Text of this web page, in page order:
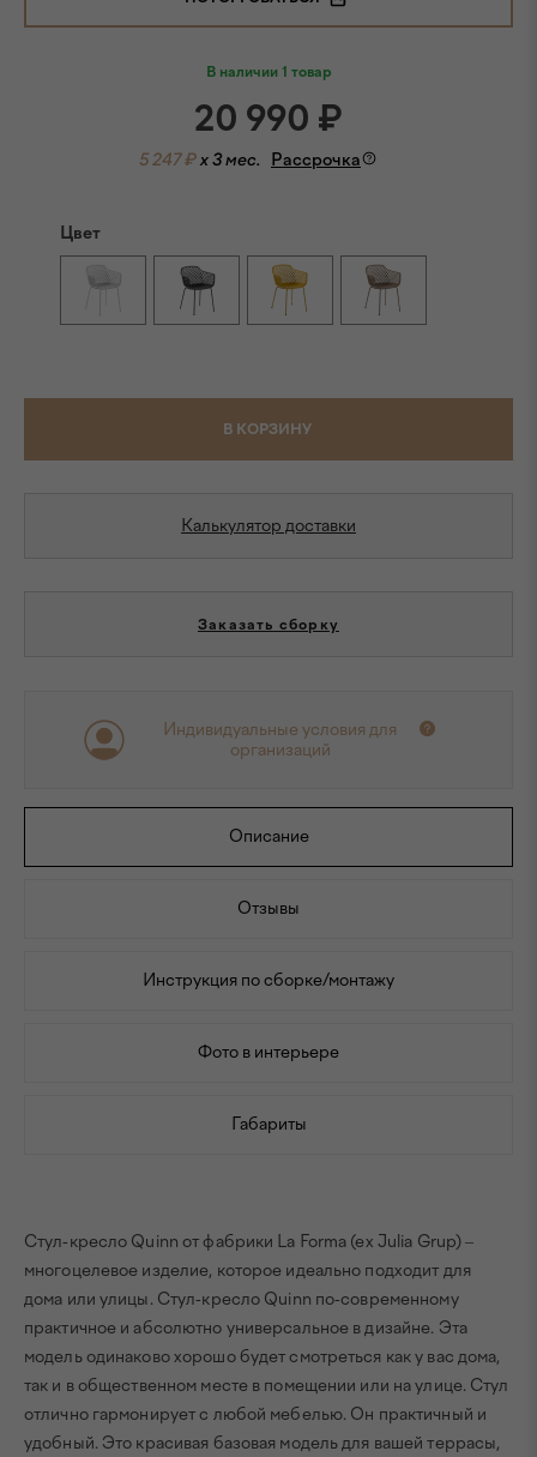
В наличии 1 товар
20 990 ₽
5 247 ₽x 3 мес. Рассрочка
Цвет
В КОРЗИНУ
Калькулятор доставки
Заказать сборку
Индивидуальные условия для
организаций
Описание
Отзывы
Инструкция по сборке/монтажу
Фото в интерьере
Габариты
Стул-кресло Quinn от фабрики La Forma (ex Julia Grup) –
многоцелевое изделие, которое идеально подходит для
дома или улицы. Стул-кресло Quinn по-современному
практичное и абсолютно универсальное в дизайне. Эта
модель одинаково хорошо будет смотреться как у вас дома,
так и в общественном месте в помещении или на улице. Стул
отлично гармонирует с любой мебелью. Он практичный и
удобный. Это красивая базовая модель для вашей террасы,